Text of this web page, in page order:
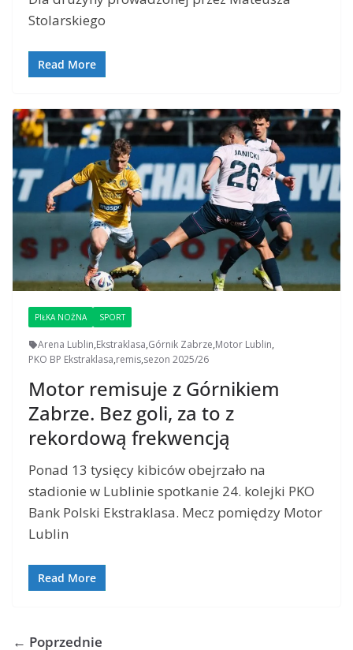
Stolarskiego
Read More
PIŁKA NOŻNA SPORT
Arena Lublin,Ekstraklasa,Górnik Zabrze,Motor Lublin,
PKO BP Ekstraklasa,remis,sezon 2025/26
Motor remisuje z Górnikiem
Zabrze. Bez goli, za to z
rekordową frekwencją
Ponad 13 tysięcy kibiców obejrzało na
stadionie w Lublinie spotkanie 24. kolejki PKO
Bank Polski Ekstraklasa. Mecz pomiędzy Motor
Lublin
Read More
← Poprzednie